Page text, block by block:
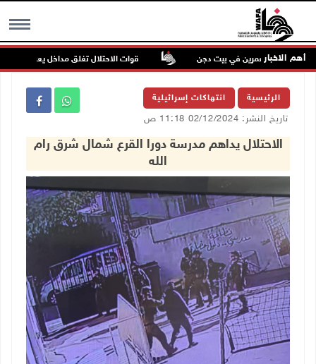
MENU أهم الاخبار
للمستعمرين في بيت دجن قوات الاحتلال تغلق مداخل يعبد جنوب غرب
الرئيسية انتهاكات إسرائيلية
تاريخ النشر: 02/12/2024 11:18 ص
الاحتلال يداهم مدرسة دورا القرع شمال شرق رام
الله